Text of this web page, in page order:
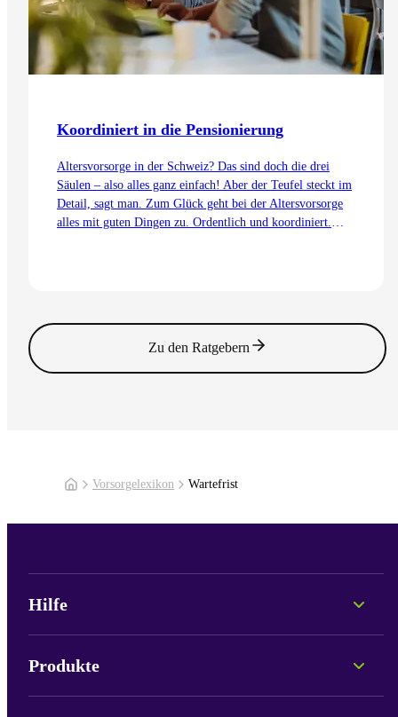
Koordiniert in die Pensionierung
Altersvorsorge in der Schweiz? Das sind doch die drei
Säulen – also alles ganz einfach! Aber der Teufel steckt im
Detail, sagt man. Zum Glück geht bei der Altersvorsorge
alles mit guten Dingen zu. Ordentlich und koordiniert.
Zu den Ratgebern
Vorsorgelexikon Wartefrist
Hilfe
Fonds-Informationen
Lob und Kritik
Produkte